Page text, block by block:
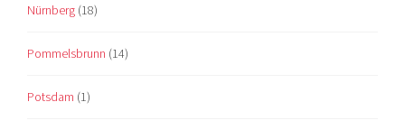
Nürnberg (18)
Pommelsbrunn (14)
Potsdam (1)